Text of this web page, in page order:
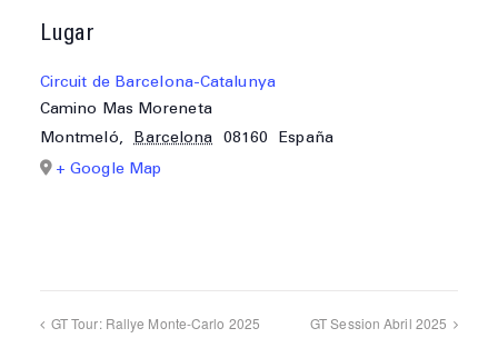
Lugar
Circuit de Barcelona-Catalunya
Camino Mas Moreneta
Montmeló, Barcelona 08160
España
+ Google Map
GT Tour: Rallye Monte-Carlo 2025 GT Session Abril 2025